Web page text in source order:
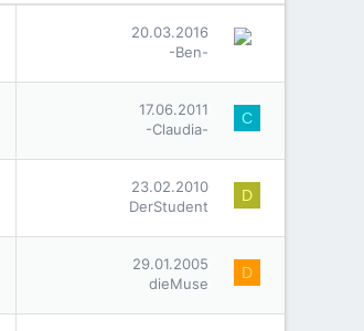
20.03.2016
-Ben-
17.06.2011
-Claudia-
C
23.02.2010
DerStudent
D
29.01.2005
dieMuse
D